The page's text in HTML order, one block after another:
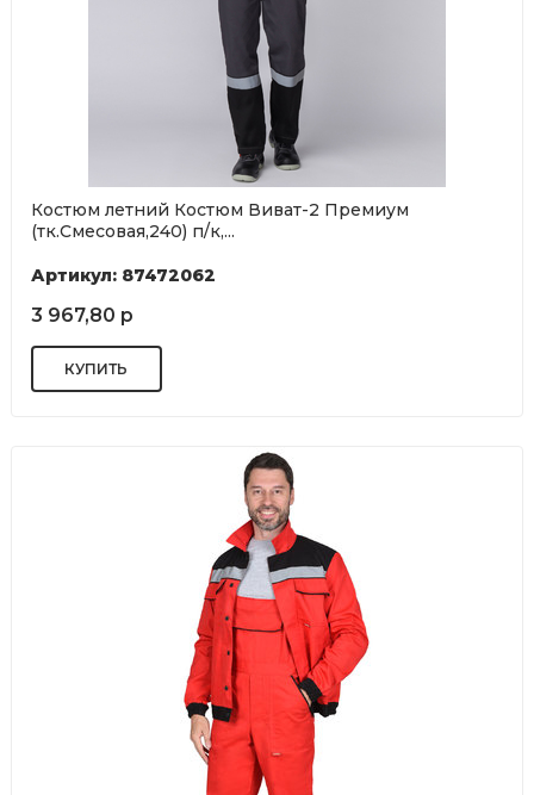
Костюм летний Костюм Виват-2 Премиум
(тк.Смесовая,240) п/к,...
Артикул: 87472062
3 967,80 р